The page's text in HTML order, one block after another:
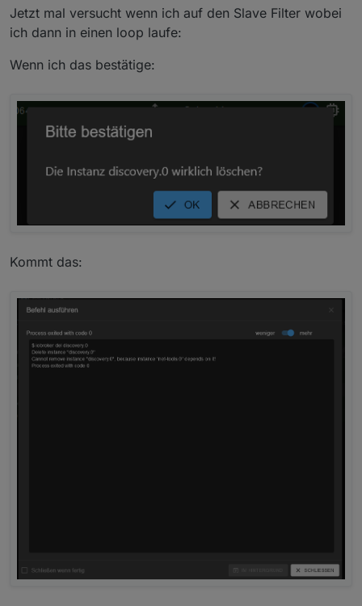
Jetzt mal versucht wenn ich auf den Slave Filter wobei
ich dann in einen loop laufe:
Wenn ich das bestätige:
Kommt das: